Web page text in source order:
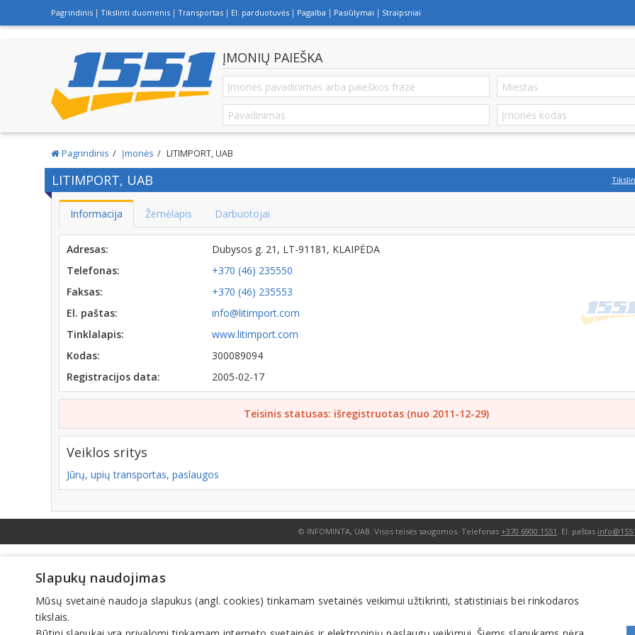
Pagrindinis Tikslinti duomenis Transportas El. parduotuvės Pagalba Pasiūlymai Straipsniai
ĮMONIŲ PAIEŠKA
Pagrindinis Įmonės LITIMPORT, UAB
LITIMPORT, UAB
Informacija Žemėlapis Darbuotojai
Adresas:
Dubysos g. 21, LT-91181, KLAIPĖDA
Telefonas:
+370 (46) 235550
Faksas:
+370 (46) 235553
El. paštas:
info@litimport.com
Tinklalapis:
www.litimport.com
Kodas:
300089094
Registracijos data:
2005-02-17
Teisinis statusas: išregistruotas (nuo 2011-12-29)
Veiklos sritys
Jūrų, upių transportas, paslaugos
© INFOMINTA, UAB. Visos teisės saugomos. Telefonas +370 6900 1551 . El. paštas
Slapukų naudojimas
Mūsų svetainė naudoja slapukus (angl. cookies) tinkamam svetainės veikimui užtikrinti, statistiniais bei rinkodaros
tikslais.